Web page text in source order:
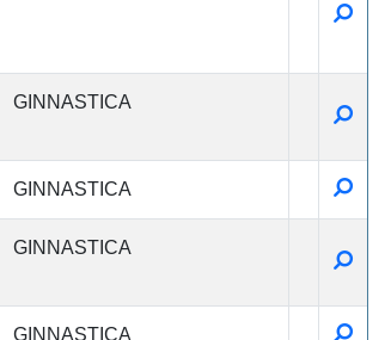
GINNASTICA
GINNASTICA
GINNASTICA
GINNASTICA